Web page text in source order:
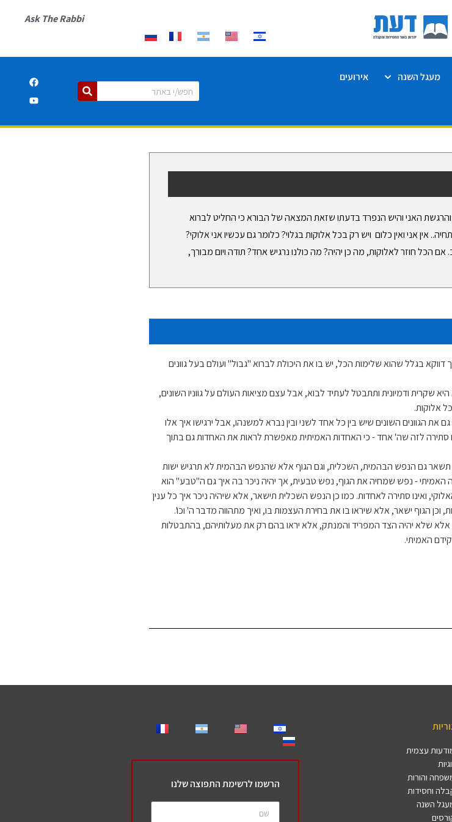
Ask The Rabbi
מעגל השנה אירועים
האני והיש הנפרד בדעתו שזאת המצאה של הבורא כי החליט לברוא
אין אני ואין כלום ויש רק בכל אלוקות בגלוי? כלומר גם עכשיו אני אלוקי?
הכל חוזר לאלוקות, מה כן יהיה? מה כולנו נרגיש אחד? תודה ויום מבורך,
בגלל שהוא שלימות הכל, יש בו את היכולת לברוא "גבול" ועולם בעל גוונים
שקרית ודמיונית ותתבטל לעתיד לבוא, אבל עצם מציאות העולם על גווניו השונים,
אלוקות.
את הגוונים השונים שיש בין כל אחד לשני ובין נברא למשנהו, אבל ירגישו איך אלו
זו סתירה לזה שה' אחד - כי האחדות האמיתית מאפשרת לראות את האחדות גם בתוך
גם הנפש הבהמית, השכלית, וגם הגוף אלא שהנפש הבהמית לא תרגיש ישות
האמיתי - נפש שמחיה את הגוף, נפש טבעית, אך יהיה ניכר בה איך גם ה"טבע" הוא
ואינו סתירה לאחדות. כמו כן הנפש השכלית תישאר, אלא שיהיה ניכר איך כל ענין
וכן הגוף ישאר, אלא שיראו בו את בחירת העצמות בו, ואיך מתהווה מדבר ה' וכו'.
אלא שלא יהיה הצד המפריד והמנתק, אלא יראו בהם רק את מעלותיהם, בהתבטלות
האמיתי.
עצמית
והורות
וחסידות
השנה
הרשמו לרשימת התפוצה שלנו